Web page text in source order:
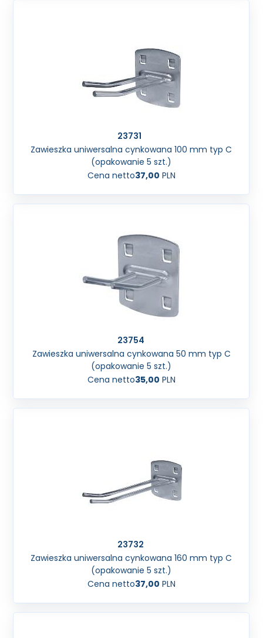
23731
Zawieszka uniwersalna cynkowana 100 mm typ C
(opakowanie 5 szt.)
Cena netto37,00 PLN
23754
Zawieszka uniwersalna cynkowana 50 mm typ C
(opakowanie 5 szt.)
Cena netto35,00 PLN
23732
Zawieszka uniwersalna cynkowana 160 mm typ C
(opakowanie 5 szt.)
Cena netto37,00 PLN